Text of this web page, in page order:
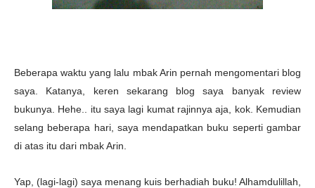
Beberapa waktu yang lalu mbak Arin pernah mengomentari blog
saya. Katanya, keren sekarang blog saya banyak review
bukunya. Hehe.. itu saya lagi kumat rajinnya aja, kok. Kemudian
selang beberapa hari, saya mendapatkan buku seperti gambar
di atas itu dari mbak Arin.
Yap, (lagi-lagi) saya menang kuis berhadiah buku! Alhamdulillah,